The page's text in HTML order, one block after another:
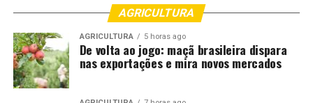
AGRICULTURA
AGRICULTURA 5 horas ago
De volta ao jogo: maçã brasileira dispara
nas exportações e mira novos mercados